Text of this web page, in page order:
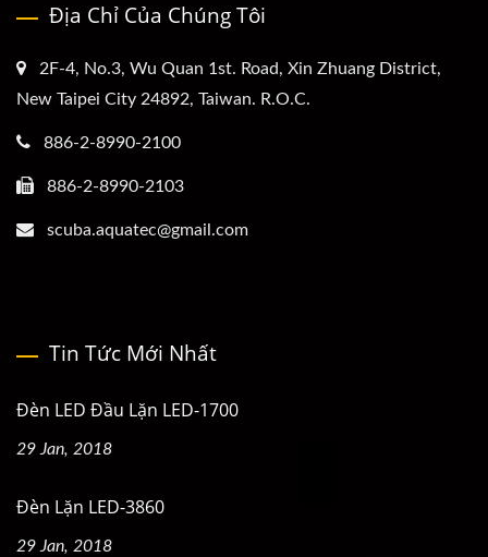
Địa Chỉ Của Chúng Tôi
2F-4, No.3, Wu Quan 1st. Road, Xin Zhuang District,
New Taipei City 24892, Taiwan. R.O.C.
886-2-8990-2100
886-2-8990-2103
scuba.aquatec@gmail.com
Tin Tức Mới Nhất
Đèn LED Đầu Lặn LED-1700
29 Jan, 2018
Đèn Lặn LED-3860
29 Jan, 2018